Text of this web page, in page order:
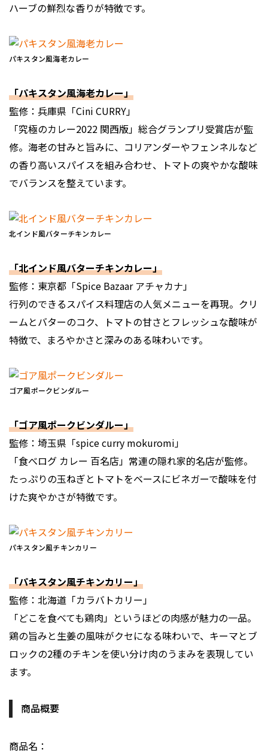
ハーブの鮮烈な香りが特徴です。
パキスタン風海老カレー
「パキスタン風海老カレー」
監修：兵庫県「Cini CURRY」
「究極のカレー2022 関西版」総合グランプリ受賞店が監
修。海老の甘みと旨みに、コリアンダーやフェンネルなど
の香り高いスパイスを組み合わせ、トマトの爽やかな酸味
でバランスを整えています。
北インド風バターチキンカレー
「北インド風バターチキンカレー」
監修：東京都「Spice Bazaar アチャカナ」
行列のできるスパイス料理店の人気メニューを再現。クリ
ームとバターのコク、トマトの甘さとフレッシュな酸味が
特徴で、まろやかさと深みのある味わいです。
ゴア風ポークビンダルー
「ゴア風ポークビンダルー」
監修：埼玉県「spice curry mokuromi」
「食べログ カレー 百名店」常連の隠れ家的名店が監修。
たっぷりの玉ねぎとトマトをベースにビネガーで酸味を付
けた爽やかさが特徴です。
パキスタン風チキンカリー
「パキスタン風チキンカリー」
監修：北海道「カラバトカリー」
「どこを食べても鶏肉」というほどの肉感が魅力の一品。
鶏の旨みと生姜の風味がクセになる味わいで、キーマとブ
ロックの2種のチキンを使い分け肉のうまみを表現してい
ます。
商品概要
商品名：